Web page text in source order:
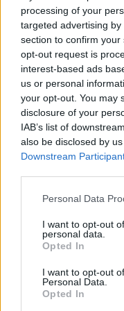
processing of your
targeted advertising
section to confirm
opt-out request is
interest-based ads
us or personal
your opt-out. You may
disclosure of your
IAB’s list of
also be disclosed by
Downstream
Please note that this
not limited to your visit
grant or deny consent
use your data for
consent section.
Personal Data
I want to opt-out
personal data.
Opted In
I want to opt-out
Personal Data.
Opted In